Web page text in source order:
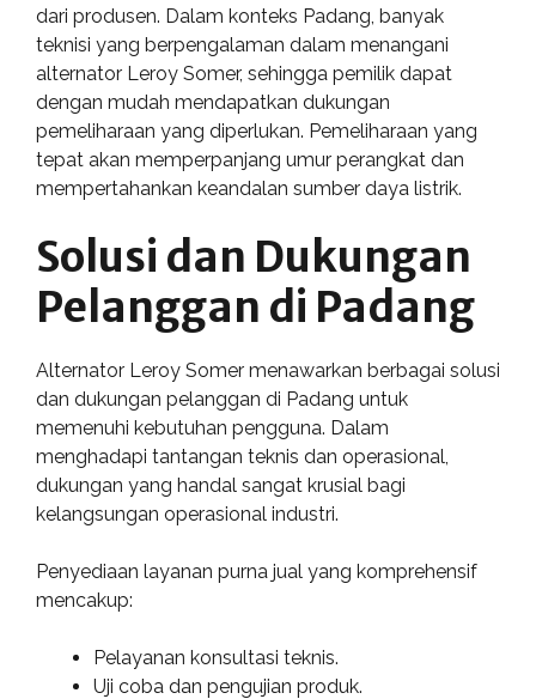
dari produsen. Dalam konteks Padang, banyak
teknisi yang berpengalaman dalam menangani
alternator Leroy Somer, sehingga pemilik dapat
dengan mudah mendapatkan dukungan
pemeliharaan yang diperlukan. Pemeliharaan yang
tepat akan memperpanjang umur perangkat dan
mempertahankan keandalan sumber daya listrik.
Solusi dan Dukungan
Pelanggan di Padang
Alternator Leroy Somer menawarkan berbagai solusi
dan dukungan pelanggan di Padang untuk
memenuhi kebutuhan pengguna. Dalam
menghadapi tantangan teknis dan operasional,
dukungan yang handal sangat krusial bagi
kelangsungan operasional industri.
Penyediaan layanan purna jual yang komprehensif
mencakup:
Pelayanan konsultasi teknis.
Uji coba dan pengujian produk.